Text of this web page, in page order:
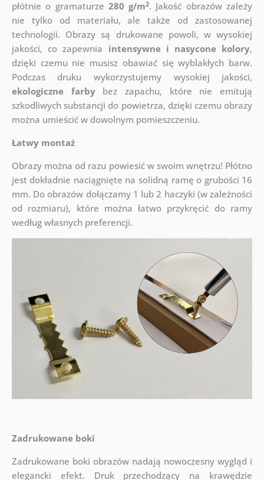
płótnie o gramaturze 280 g/m2. Jakość obrazów zależy
nie tylko od materiału, ale także od zastosowanej
technologii. Obrazy są drukowane powoli, w wysokiej
jakości, co zapewnia intensywne i nasycone kolory,
dzięki czemu nie musisz obawiać się wyblakłych barw.
Podczas druku wykorzystujemy wysokiej jakości,
ekologiczne farbybez zapachu, które nie emitują
szkodliwych substancji do powietrza, dzięki czemu obrazy
można umieścić w dowolnym pomieszczeniu.
Łatwy montaż
Obrazy można od razu powiesić w swoim wnętrzu! Płótno
jest dokładnie naciągnięte na solidną ramę o grubości 16
mm. Do obrazów dołączamy 1 lub 2 haczyki (w zależności
od rozmiaru), które można łatwo przykręcić do ramy
według własnych preferencji.
Zadrukowane boki
Zadrukowane boki obrazów nadają nowoczesny wygląd i
elegancki efekt. Druk przechodzący na krawędzie